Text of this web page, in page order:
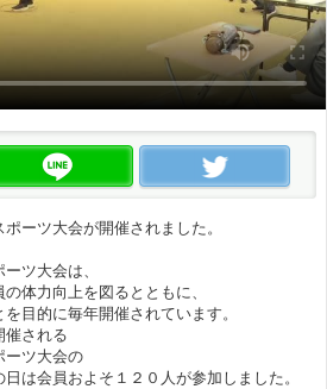
動画をいいね！ この動画をLINEで送る
ーツ大会が開催されました。
ツ大会は、
体力向上を図るとともに、
目的に毎年開催されています。
催される
ーツ大会の
は会員およそ１２０人が参加しました。